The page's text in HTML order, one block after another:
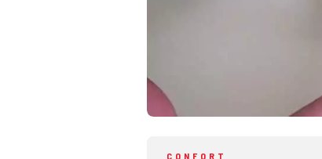
CONFORT